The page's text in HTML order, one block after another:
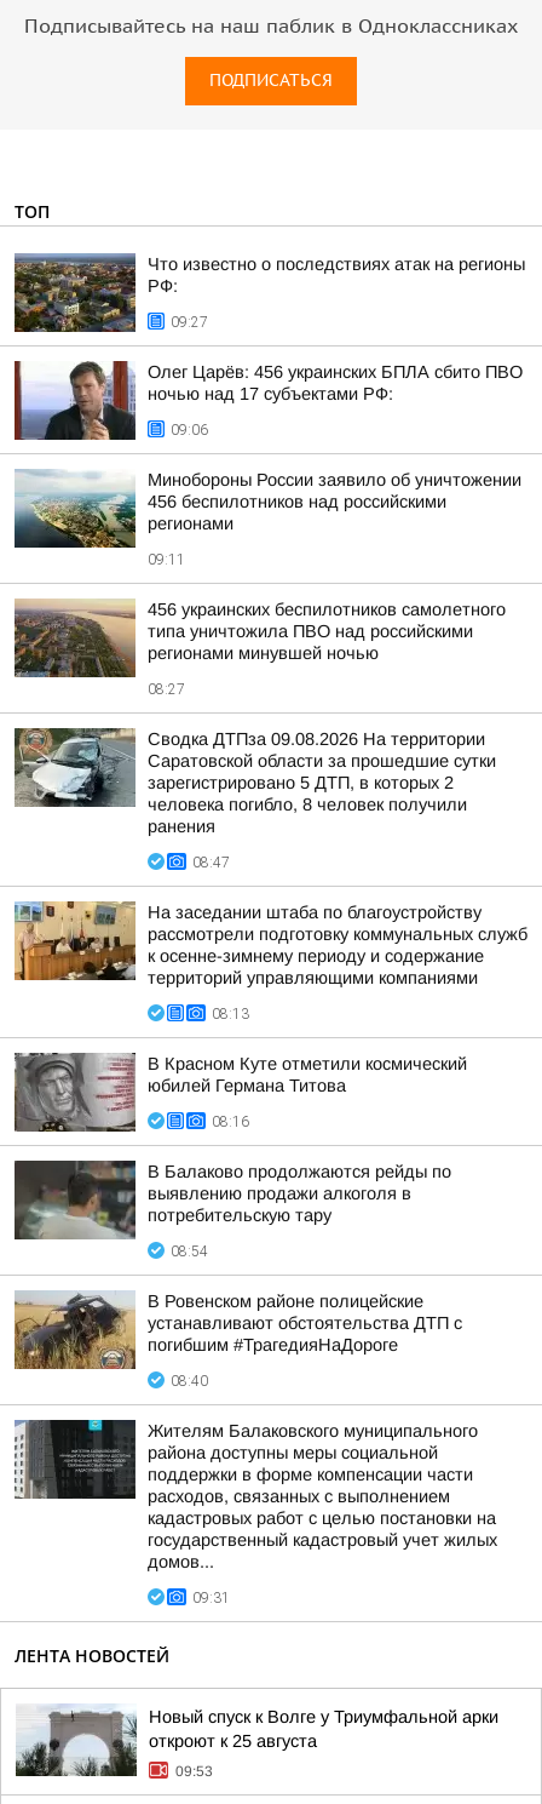
Подписывайтесь на наш паблик в Одноклассниках
ПОДПИСАТЬСЯ
ТОП
Что известно о последствиях атак на регионы
РФ:
09:27
Олег Царёв: 456 украинских БПЛА сбито ПВО
ночью над 17 субъектами РФ:
09:06
Минобороны России заявило об уничтожении
456 беспилотников над российскими
регионами
09:11
456 украинских беспилотников самолетного
типа уничтожила ПВО над российскими
регионами минувшей ночью
08:27
Сводка ДТПза 09.08.2026 На территории
Саратовской области за прошедшие сутки
зарегистрировано 5 ДТП, в которых 2
человека погибло, 8 человек получили
ранения
08:47
На заседании штаба по благоустройству
рассмотрели подготовку коммунальных служб
к осенне-зимнему периоду и содержание
территорий управляющими компаниями
08:13
В Красном Куте отметили космический
юбилей Германа Титова
08:16
В Балаково продолжаются рейды по
выявлению продажи алкоголя в
потребительскую тару
08:54
В Ровенском районе полицейские
устанавливают обстоятельства ДТП с
погибшим #ТрагедияНаДороге
08:40
Жителям Балаковского муниципального
района доступны меры социальной
поддержки в форме компенсации части
расходов, связанных с выполнением
кадастровых работ с целью постановки на
государственный кадастровый учет жилых
домов...
09:31
ЛЕНТА НОВОСТЕЙ
Новый спуск к Волге у Триумфальной арки
откроют к 25 августа
09:53